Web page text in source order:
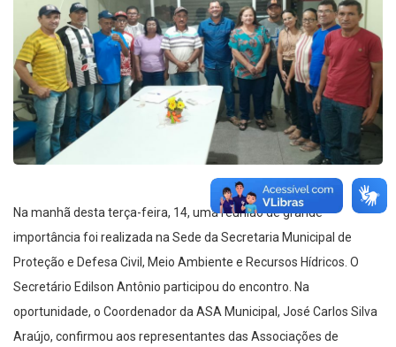
Na manhã desta terça-feira, 14, uma reunião de grande
importância foi realizada na Sede da Secretaria Municipal de
Proteção e Defesa Civil, Meio Ambiente e Recursos Hídricos. O
Secretário Edilson Antônio participou do encontro. Na
oportunidade, o Coordenador da ASA Municipal, José Carlos Silva
Araújo, confirmou aos representantes das Associações de